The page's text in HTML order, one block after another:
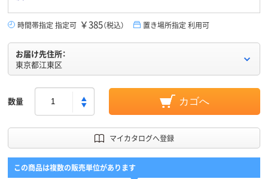
時間帯指定 指定可 ￥385（税込） 置き場所指定 利用可
お届け先住所：
東京都江東区
数量 カゴへ
マイカタログへ登録
この商品は複数の販売単位があります